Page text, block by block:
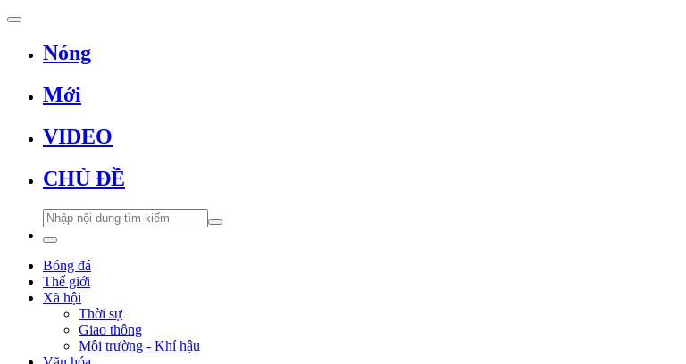
Nóng
Mới
VIDEO
CHỦ ĐỀ
Bóng đá
Thế giới
Xã hội
Thời sự
Giao thông
Môi trường - Khí hậu